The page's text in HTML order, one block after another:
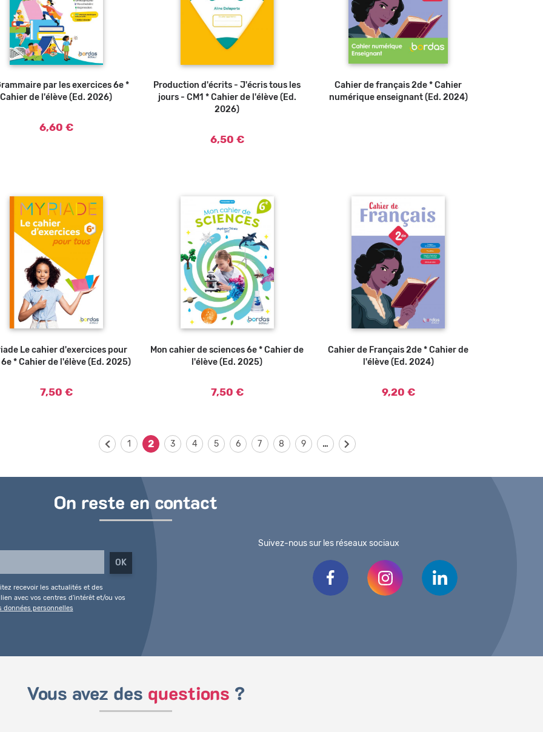
Ajouter au panier
par les exercices 6e *
Cahier de l'élève (Ed. 2026)
6,60 €
Ajouter au panier
Production d'écrits - J'écris tous les
jours - CM1 * Cahier de l'élève (Ed.
2026)
6,50 €
Cahier de français 2de * Cahier
numérique enseignant (Ed. 2024)
Ajouter au panier
Le cahier d'exercices pour
* Cahier de l'élève (Ed. 2025)
7,50 €
Ajouter au panier
Mon cahier de sciences 6e * Cahier de
l'élève (Ed. 2025)
7,50 €
Ajouter au panier
Cahier de Français 2de * Cahier de
l'élève (Ed. 2024)
9,20 €
1 2 3 4 5 6 7 8 9 …
On reste en contact
recevoir les actualités et des
avec vos centres d'intérêt et/ou vos
données personnelles
Suivez-nous sur les réseaux sociaux
Vous avez des questions ?